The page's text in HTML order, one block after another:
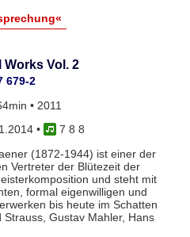
Works Vol. 2
679-2
• 2011
•
7 8 8
(1872-1944) ist einer der
Vertreter der Blütezeit der
und steht mit
formal eigenwilligen und
bis heute im Schatten
Gustav Mahler, Hans